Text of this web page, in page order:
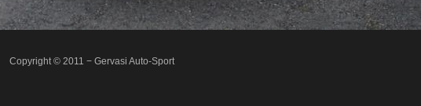
Copyright © 2011 − Gervasi Auto-Sport